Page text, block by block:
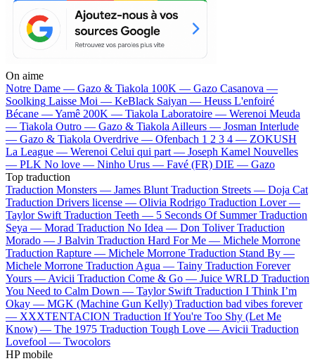
On aime
Notre Dame — Gazo & Tiakola 100K — Gazo Casanova —
Soolking Laisse Moi — KeBlack Saiyan — Heuss L'enfoiré
Bécane —Yamê 200K — Tiakola Laboratoire — Werenoi Meuda
— Tiakola Outro — Gazo & Tiakola Ailleurs — Josman Interlude
— Gazo & Tiakola Overdrive — Ofenbach 1 2 3 4 — ZOKUSH
La League — Werenoi Celui qui part — Joseph Kamel Nouvelles
— PLK No love — Ninho Urus — Favé (FR) DIE — Gazo
Top traduction
Traduction Monsters — James Blunt Traduction Streets — Doja Cat
Traduction Drivers license — Olivia Rodrigo Traduction Lover —
Taylor Swift Traduction Teeth — 5 Seconds Of Summer Traduction
Seya — Morad Traduction No Idea — Don Toliver Traduction
Morado — J Balvin Traduction Hard For Me — Michele Morrone
Traduction Rapture — Michele Morrone Traduction Stand By —
Michele Morrone Traduction Agua — Tainy Traduction Forever
Yours — Avicii Traduction Come & Go — Juice WRLD Traduction
You Need to Calm Down — Taylor Swift Traduction I Think I’m
Okay — MGK (Machine Gun Kelly) Traduction bad vibes forever
— XXXTENTACION Traduction If You're Too Shy (Let Me
Know) — The 1975 Traduction Tough Love — Avicii Traduction
Lovefool — Twocolors
HP mobile